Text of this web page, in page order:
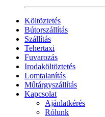
Költöztetés
Bútorszállítás
Szállítás
Tehertaxi
Fuvarozás
Irodaköltöztetés
Lomtalanítás
Műtárgyszállítás
Kapcsolat
Ajánlatkérés
Rólunk